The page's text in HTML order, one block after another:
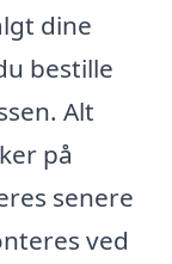
dine
bestille
Alt
på
senere
ved